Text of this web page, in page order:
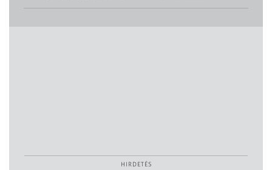
HIRDETÉS